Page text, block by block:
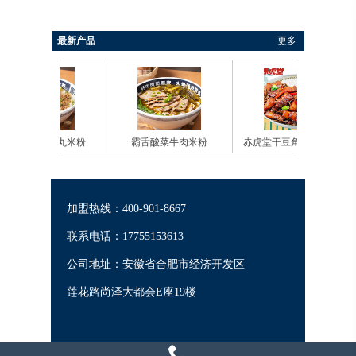
最新产品 更多
霸舌酸菜牛肉米粉 赤虎堂干豆角烧肉盖码饭
加盟热线：400-901-8667
联系电话：17755153613
公司地址：安徽省合肥市经济开发区
莲花路尚泽大都会E座19楼